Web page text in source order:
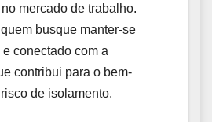
mercado de trabalho.
busque manter-se
conectado com a
contribui para o bem-
de isolamento.